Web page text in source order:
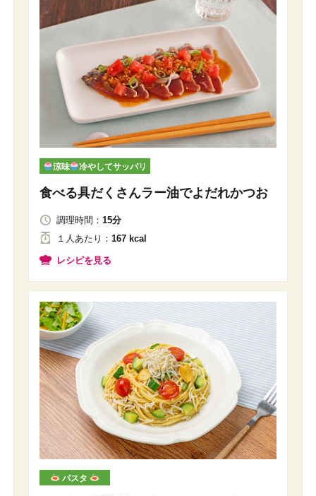
涼味 冷やしてサッパリ
食べる具だくさんラー油でよだれかつお
調理時間： 15分
１人あたり ： 167 kcal
レシピを見る
パスタ